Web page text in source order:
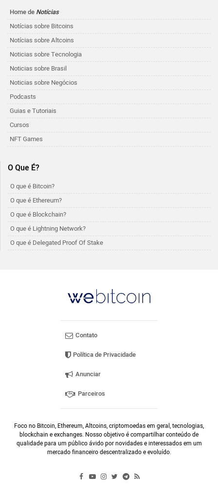
Home de Notícias
Notícias sobre Bitcoins
Notícias sobre Altcoins
Noticias sobre Tecnologia
Noticias sobre Brasil
Noticias sobre Negócios
Podcasts
Guias e Tutoriais
Cursos
NFT Games
O Que É?
O que é Bitcoin?
O que é Ethereum?
O que é Blockchain?
O que é Lightning Network?
O que é Delegated Proof Of Stake
Contato
Política de Privacidade
Anunciar
Parceiros
Foco no Bitcoin, Ethereum, Altcoins, criptomoedas em geral, tecnologias,
blockchain e exchanges. Nosso objetivo é compartilhar conteúdo de
qualidade para um público ávido por novidades e interessados em um
mercado financeiro descentralizado e evoluído.